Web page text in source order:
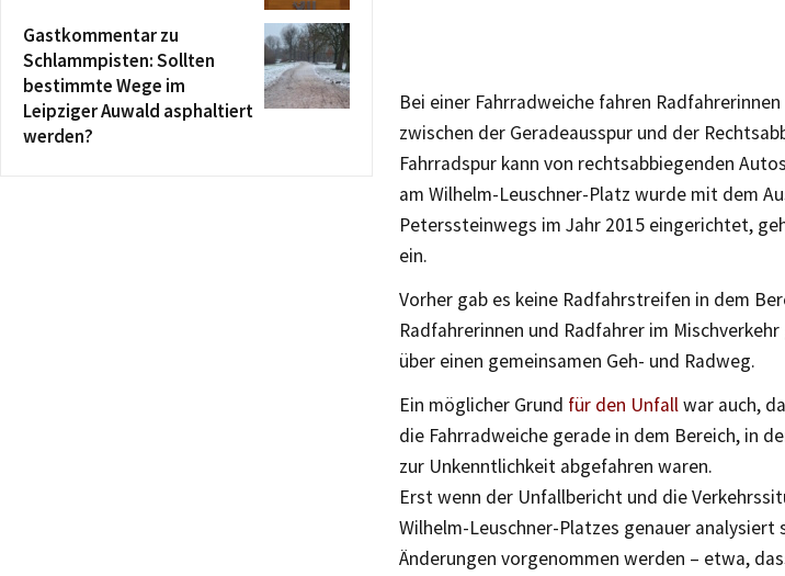
Bei einer Fahrradweiche fahren
zwischen der Geradeausspur und der
Fahrradspur kann von rechtsabbiegenden
am Wilhelm-Leuschner-Platz wurde mit dem
Peterssteinwegs im Jahr 2015 eingerichtet,
ein.
Vorher gab es keine Radfahrstreifen in dem
Radfahrerinnen und Radfahrer im
über einen gemeinsamen Geh- und Radweg.
Ein möglicher Grund für den Unfallwar auch,
die Fahrradweiche gerade in dem Bereich, in
zur Unkenntlichkeit abgefahren waren.
Erst wenn der Unfallbericht und die
Wilhelm-Leuschner-Platzes genauer
Änderungen vorgenommen werden – etwa,
Gastkommentar zu
Schlammpisten: Sollten
bestimmte Wege im
Leipziger Auwald asphaltiert
werden?